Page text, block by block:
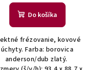
Do košíka
frézovanie, kovové
úchyty. Farba: borovica
anderson/dub zlatý.